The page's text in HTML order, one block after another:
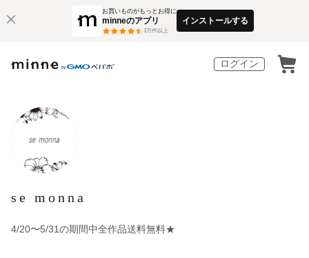
お買いものがもっとお得に
minneのアプリ
3万件以上
インストールする
ログイン
se monna
4/20〜5/31の期間中全作品送料無料★